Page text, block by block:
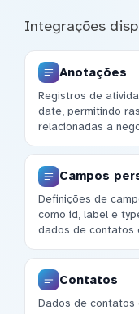
Integrações
Anotações
Registros de
date, permitindo
relacionadas a
Campos
Definições de
como id, label e
dados de contatos
Contatos
Dados de contatos